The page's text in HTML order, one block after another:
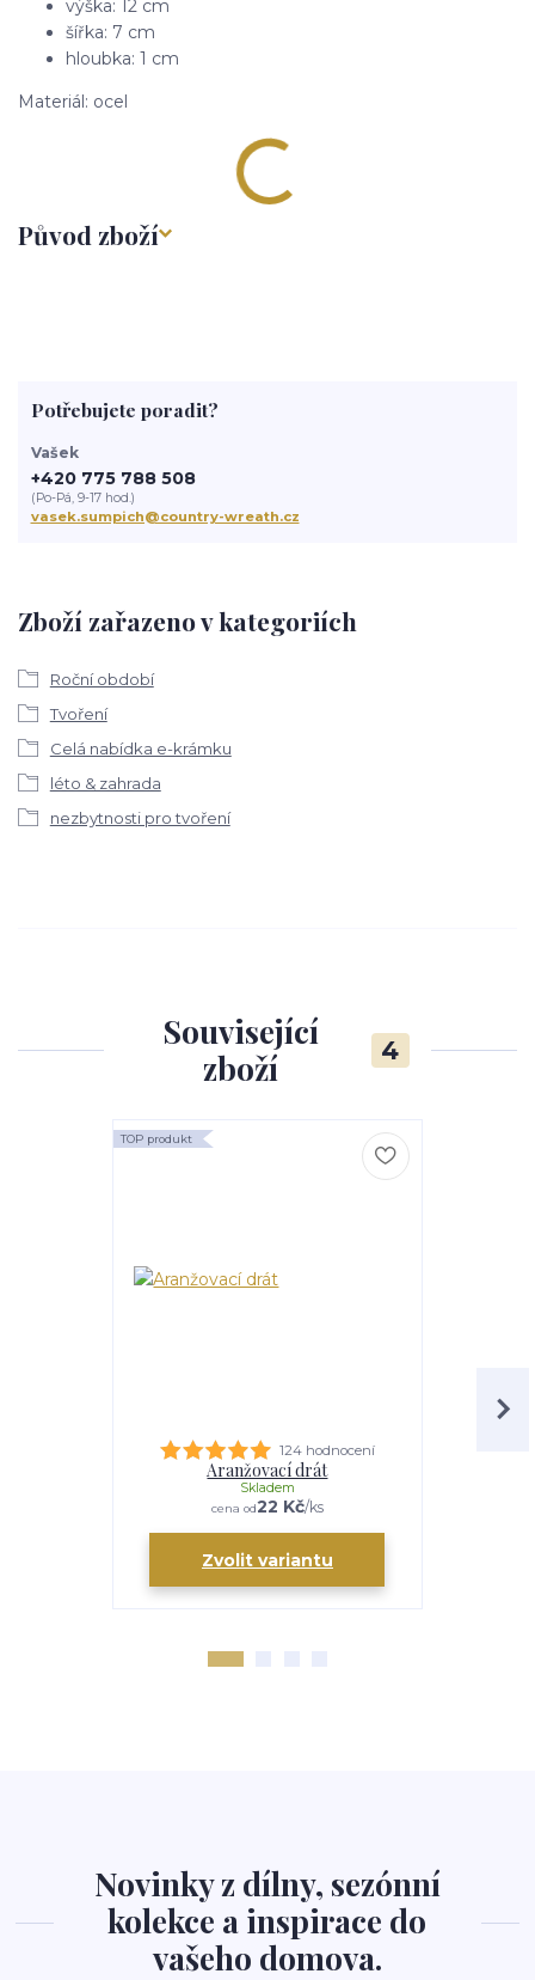
výška: 12 cm
šířka: 7 cm
hloubka: 1 cm
Materiál: ocel
Původ zboží
Zboží zařazeno v kategoriích
Roční období
Tvoření
Celá nabídka e-krámku
léto & zahrada
nezbytnosti pro tvoření
Potřebujete poradit?
Vašek
+420 775 788 508
(Po-Pá, 9-17 hod.)
vasek.sumpich@country-wreath.cz
Související
zboží
4
TOP produkt
124 hodnocení
Aranžovací drát
cena od22 Kč/ks
Skladem
Zvolit variantu
Novinky z dílny, sezónní
kolekce a inspirace do
vašeho domova.